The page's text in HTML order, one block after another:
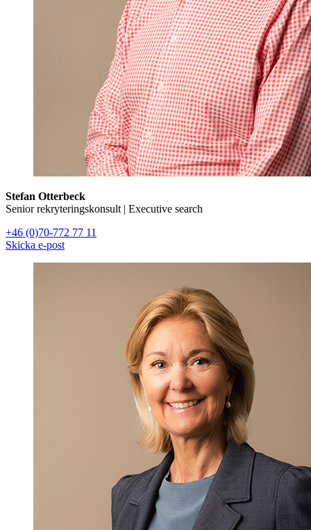
Stefan Otterbeck
Senior rekryteringskonsult | Executive search
+46 (0)70-772 77 11
Skicka e-post